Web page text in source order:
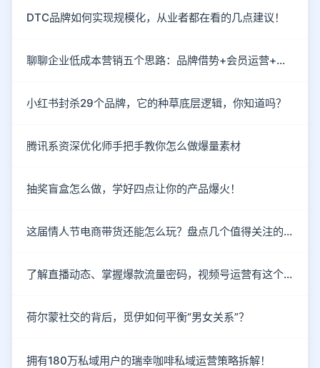
DTC品牌如何实现规模化，从业者都在看的几点建议！
聊聊企业低成本营销五个思路：品牌借势+会员运营+情感营销
小红书封杀29个品牌，它的种草底层逻辑，你知道吗？
腾讯系资深优化师手把手教你怎么做爆量素材
抽奖盲盒怎么做，学好四点让你的产品爆火！
这届情人节电商带货还能怎么玩？盘点几个值得关注的新趋势
了解直播动态、掌握爆款流量密码，视频号运营有这个就够了！
荷尔蒙社交的背后，觅伊如何平衡“男女关系”？
拥有180万私域用户的瑞幸咖啡私域运营策略拆解！